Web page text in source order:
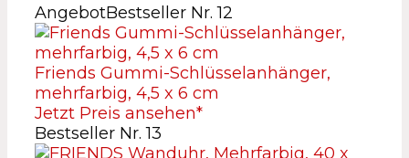
AngebotBestseller Nr. 12
Friends Gummi-Schlüsselanhänger,
mehrfarbig, 4,5 x 6 cm
Jetzt Preis ansehen*
Bestseller Nr. 13